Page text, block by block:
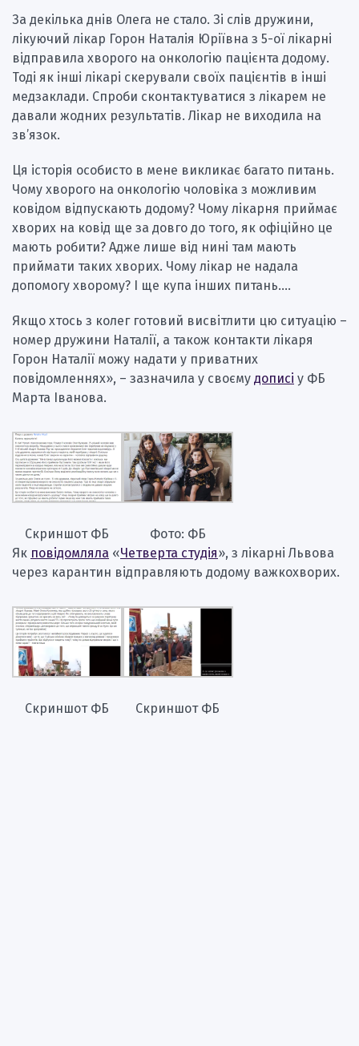
За декілька днів Олега не стало. Зі слів дружини,
лікуючий лікар Горон Наталія Юріївна з 5-ої лікарні
відправила хворого на онкологію пацієнта додому.
Тоді як інші лікарі скерували своїх пацієнтів в інші
медзаклади. Спроби сконтактуватися з лікарем не
давали жодних результатів. Лікар не виходила на
зв’язок.
Ця історія особисто в мене викликає багато питань.
Чому хворого на онкологію чоловіка з можливим
ковідом відпускають додому? Чому лікарня приймає
хворих на ковід ще за довго до того, як офіційно це
мають робити? Адже лише від нині там мають
приймати таких хворих. Чому лікар не надала
допомогу хворому? І ще купа інших питань….
Якщо хтось з колег готовий висвітлити цю ситуацію –
номер дружини Наталії, а також контакти лікаря
Горон Наталії можу надати у приватних
повідомленнях», – зазначила у своєму дописі у ФБ
Марта Іванова.
Скриншот ФБ
Фото: ФБ
Як повідомляла «Четверта студія», з лікарні Львова
через карантин відправляють додому важкохворих.
Скриншот ФБ Скриншот ФБ